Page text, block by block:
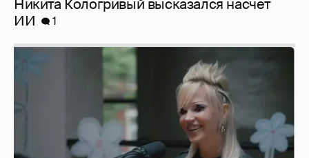
Певица Глюкоза рассказала о съёмках для
эротического журнала
3